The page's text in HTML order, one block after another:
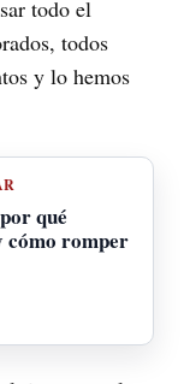
todo el
todos
y lo hemos
qué
cómo romper